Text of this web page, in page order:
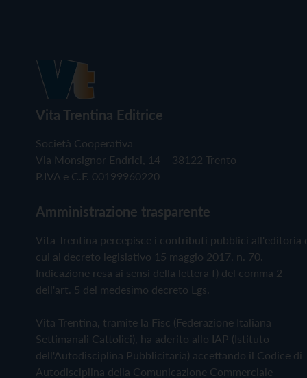
Vita Trentina Editrice
Società Cooperativa
Via Monsignor Endrici, 14 – 38122 Trento
P.IVA e C.F. 00199960220
Amministrazione trasparente
Vita Trentina percepisce i contributi pubblici all'editoria
cui al decreto legislativo 15 maggio 2017, n. 70.
Indicazione resa ai sensi della lettera f) del comma 2
dell'art. 5 del medesimo decreto Lgs.
Vita Trentina, tramite la Fisc (Federazione Italiana
Settimanali Cattolici), ha aderito allo IAP (Istituto
dell'Autodisciplina Pubblicitaria) accettando il Codice di
Autodisciplina della Comunicazione Commerciale